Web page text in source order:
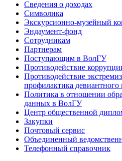
Сведения о доходах
Символика
Экскурсионно-музейный
Эндаумент-фонд
Сотрудникам
Партнерам
Поступающим в ВолГУ
Противодействие
Противодействие
профилактика девиантного
Политика в отношении
данных в ВолГУ
Центр общественной
Закупки
Почтовый сервис
Объединенный
Телефонный справочник